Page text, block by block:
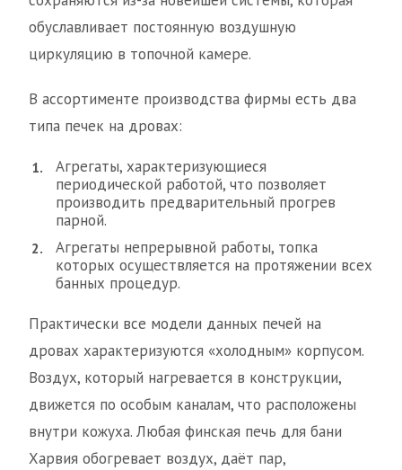
обуславливает постоянную воздушную
циркуляцию в топочной камере.
В ассортименте производства фирмы есть два
типа печек на дровах:
Агрегаты, характеризующиеся
периодической работой, что позволяет
производить предварительный прогрев
парной.
Агрегаты непрерывной работы, топка
которых осуществляется на протяжении всех
банных процедур.
Практически все модели данных печей на
дровах характеризуются «холодным» корпусом.
Воздух, который нагревается в конструкции,
движется по особым каналам, что расположены
внутри кожуха. Любая финская печь для бани
Харвия обогревает воздух, даёт пар,